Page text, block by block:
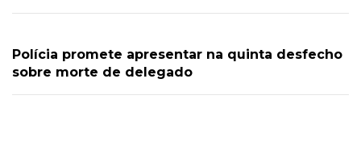
Polícia promete apresentar na quinta desfecho
sobre morte de delegado